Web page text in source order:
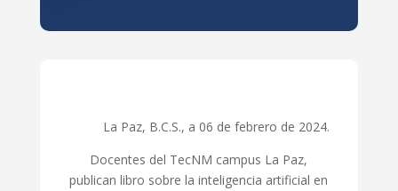
La Paz, B.C.S., a 06 de febrero de 2024.
Docentes del TecNM campus La Paz,
publican libro sobre la inteligencia artificial en